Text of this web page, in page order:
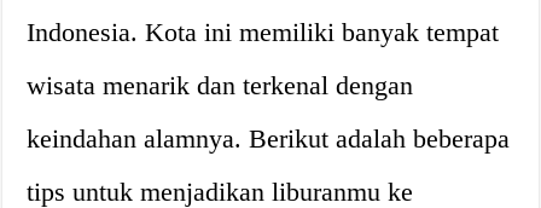
Indonesia. Kota ini memiliki banyak tempat
wisata menarik dan terkenal dengan
keindahan alamnya. Berikut adalah beberapa
tips untuk menjadikan liburanmu ke